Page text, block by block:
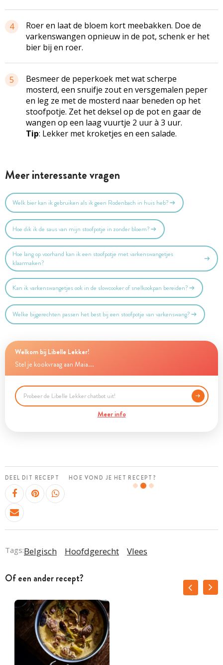
4
Roer en laat de bloem kort meebakken. Doe de
varkenswangen opnieuw in de pot, schenk er het
bier bij en roer.
5
Besmeer de peperkoek met wat scherpe
mosterd, een snuifje zout en versgemalen peper
en leg ze met de mosterd naar beneden op het
stoofpotje. Zet het deksel op de pot en gaar de
wangen op een laag vuurtje 2 uur à 3 uur.
Tip: Lekker met kroketjes en een salade.
Meer interessante vragen
Welk bier kan ik gebruiken als ik geen Rodenbach in huis heb?
Hoe dik ik de saus van mijn stoofpotje in zonder bloem?
Hoe lang op voorhand kan ik een stoofpotje met varkenswangetjes
klaarmaken?
Kan ik varkenswangetjes ook in de slowcooker of snelkookpan bereiden?
Welke bijgerechten passen het best bij een stoofpotje van varkenswang?
Welkom bij Libelle Lekker!
Stel je kookvraag aan Maia...
Meer info
DEEL DIT RECEPT HOE VOND JE HET RECEPT?
Tags:Belgisch Hoofdgerecht Vlees
Of een ander recept?